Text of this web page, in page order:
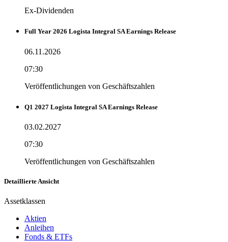
Ex-Dividenden
Full Year 2026 Logista Integral SA Earnings Release
06.11.2026
07:30
Veröffentlichungen von Geschäftszahlen
Q1 2027 Logista Integral SA Earnings Release
03.02.2027
07:30
Veröffentlichungen von Geschäftszahlen
Detaillierte Ansicht
Assetklassen
Aktien
Anleihen
Fonds & ETFs